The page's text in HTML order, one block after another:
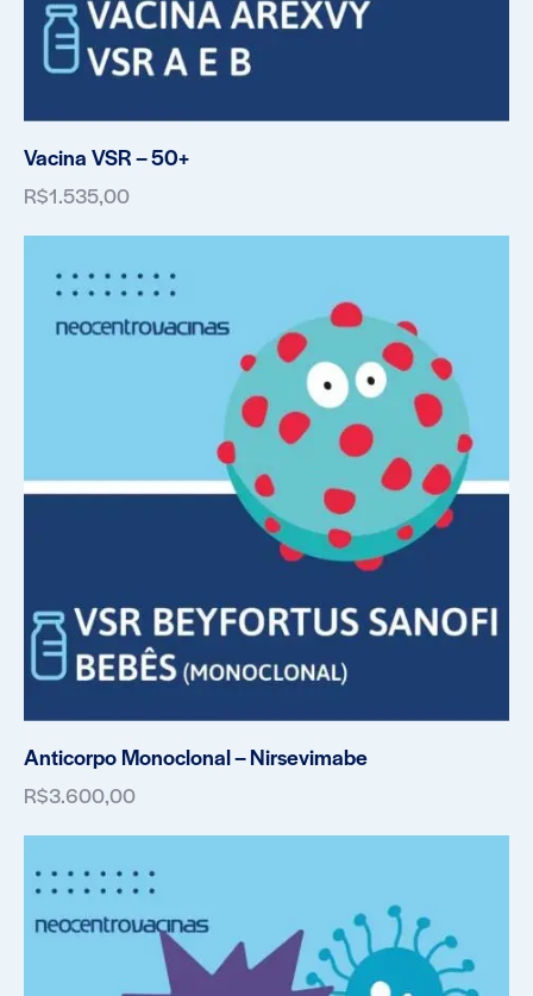
Vacina VSR – 50+
R$1.535,00
Anticorpo Monoclonal – Nirsevimabe
R$3.600,00